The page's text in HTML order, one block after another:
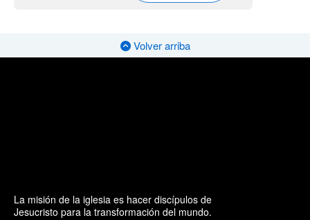
Volver arriba
La misión de la iglesia es hacer discípulos de
Jesucristo para la transformación del mundo.